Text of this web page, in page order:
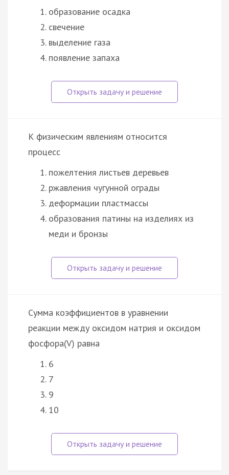
образование осадка
свечение
выделение газа
появление запаха
К физическим явлениям относится
процесс
пожелтения листьев деревьев
ржавления чугунной ограды
деформации пластмассы
образования патины на изделиях из
меди и бронзы
Сумма коэффициентов в уравнении
реакции между оксидом натрия и оксидом
фосфора(V) равна
6
7
9
10